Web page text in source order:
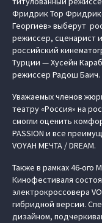
Фридрик Тор
Георгиев» выберут
режиссер, сценарист
российский
Турции — Хусейн
режиссер Радош Баич.
Уважаемых членов
театру «Россия» на
смогли оценить
PASSION и все
VOYAH МЕЧТА / DREAM.
Также в рамках 46-ого
Кинофестиваля
электрокроссовера
гибридной версии.
дизайном,